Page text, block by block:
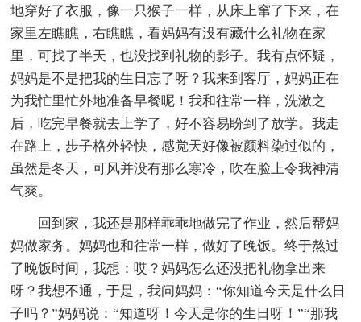
地穿好了衣服，像一只猴子一样，从床上窜了下来，在
家里左瞧瞧，右瞧瞧，看妈妈有没有藏什么礼物在家
里，可找了半天，也没找到礼物的影子。我有点怀疑，
妈妈是不是把我的生日忘了呀？我来到客厅，妈妈正在
为我忙里忙外地准备早餐呢！我和往常一样，洗漱之
后，吃完早餐就去上学了，好不容易盼到了放学。我走
在路上，步子格外轻快，感觉天好像被颜料染过似的，
虽然是冬天，可风并没有那么寒冷，吹在脸上令我神清
气爽。
回到家，我还是那样乖乖地做完了作业，然后帮妈
妈做家务。妈妈也和往常一样，做好了晚饭。终于熬过
了晚饭时间，我想：哎？妈妈怎么还没把礼物拿出来
呀？我想不通，于是，我问妈妈：“你知道今天是什么日
子吗？”妈妈说：“知道呀！今天是你的生日呀！”“那我